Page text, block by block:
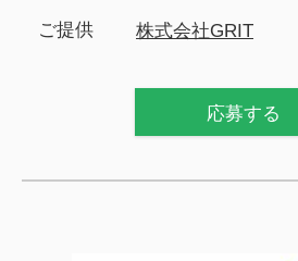
ご提供 株式会社GRIT
応募する